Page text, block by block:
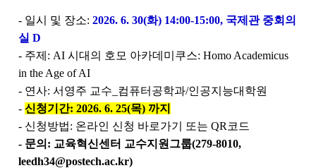
- 일시 및 장소: 2026. 6. 30(화) 14:00-15:00, 국제관 중회의
실 D
- 주제 : AI 시대의 호모 아카데미쿠스: Homo Academicus
in the Age of AI
- 연사: 서영주 교수 컴퓨터공학과/인공지능대학원
- 신청기간: 2026. 6. 25(목) 까지
- 신청방법: 온라인 신청 바로가기 또는 QR 코드
- 문의 : 교육혁신센터 교수지원그룹(279-8010,
leedh34@postech.ac.kr)